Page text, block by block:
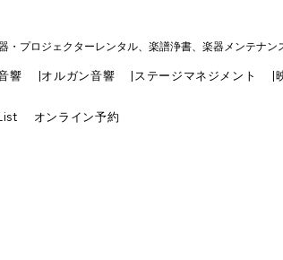
プロジェクターレンタル、楽譜浄書、楽器メンテナン
響 |オルガン音響 |ステージマネジメント |
オンライン予約